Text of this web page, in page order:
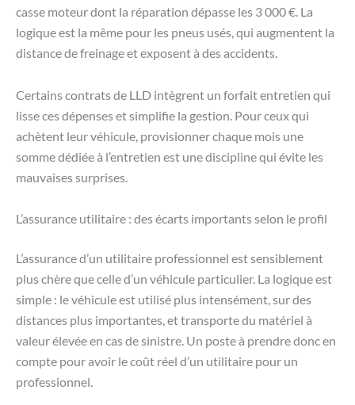
casse moteur dont la réparation dépasse les 3 000 €. La
logique est la même pour les pneus usés, qui augmentent la
distance de freinage et exposent à des accidents.
Certains contrats de LLD intègrent un forfait entretien qui
lisse ces dépenses et simplifie la gestion. Pour ceux qui
achètent leur véhicule, provisionner chaque mois une
somme dédiée à l’entretien est une discipline qui évite les
mauvaises surprises.
L’assurance utilitaire : des écarts importants selon le profil
L’assurance d’un utilitaire professionnel est sensiblement
plus chère que celle d’un véhicule particulier. La logique est
simple : le véhicule est utilisé plus intensément, sur des
distances plus importantes, et transporte du matériel à
valeur élevée en cas de sinistre. Un poste à prendre donc en
compte pour avoir le coût réel d’un utilitaire pour un
professionnel.